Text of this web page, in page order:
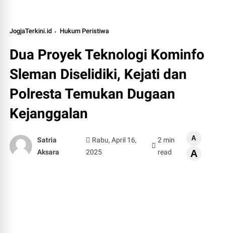
JogjaTerkini.id Hukum Peristiwa
Dua Proyek Teknologi Kominfo
Sleman Diselidiki, Kejati dan
Polresta Temukan Dugaan
Kejanggalan
Satria
Aksara
Rabu, April 16,
2025
2 min
read
A
A